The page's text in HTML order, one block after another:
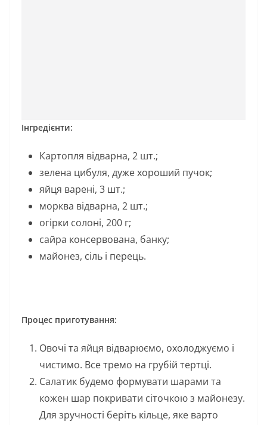
Інгредієнти:
Картопля відварна, 2 шт.;
зелена цибуля, дуже хороший пучок;
яйця варені, 3 шт.;
морква відварна, 2 шт.;
огірки солоні, 200 г;
сайра консервована, банку;
майонез, сіль і перець.
Процес приготування:
Овочі та яйця відварюємо, охолоджуємо і
чистимо. Все тремо на грубій тертці.
Салатик будемо формувати шарами та
кожен шар покривати сіточкою з майонезу.
Для зручності беріть кільце, яке варто